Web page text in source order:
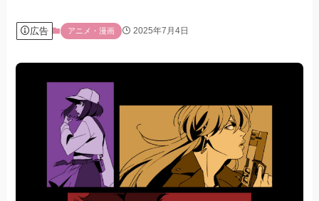
広告 アニメ・漫画 2025年7月4日